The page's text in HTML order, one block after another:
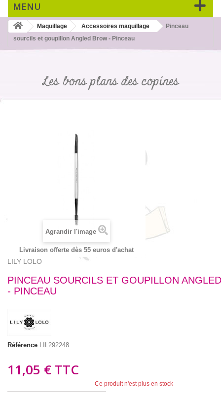
MENU
Maquillage Accessoires maquillage
Pinceau
sourcils et goupillon Angled Brow - Pinceau
Les bons plans des copines
Agrandir l'image
Livraison offerte dès 55 euros d'achat
LILY LOLO
PINCEAU SOURCILS ET GOUPILLON
- PINCEAU
Référence LIL292248
11,05 € TTC
Ce produit n'est plus en stock